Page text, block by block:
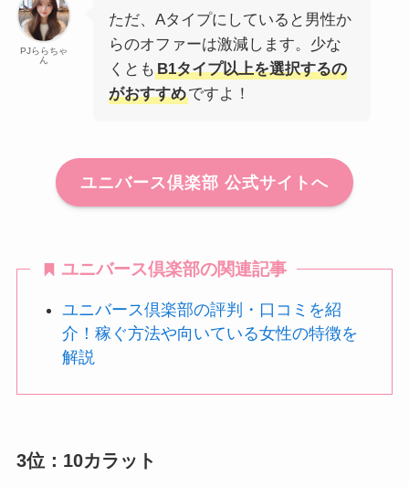
PJららちゃ
ん
ただ、Aタイプにしていると男性か
らのオファーは激減します。少な
くとも B1タイプ以上を選択するの
がおすすめですよ！
ユニバース倶楽部 公式サイトへ
ユニバース倶楽部の関連記事
ユニバース倶楽部の評判・口コミを紹
介！稼ぐ方法や向いている女性の特徴を
解説
3位：10カラット